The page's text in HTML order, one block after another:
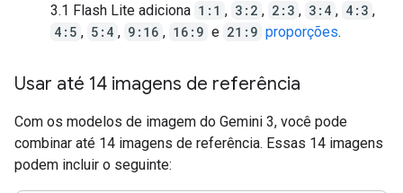
3.1 Flash Lite adiciona 1:1 , 3:2 , 2:3 , 3:4 , 4:3 ,
4:5 , 5:4 , 9:16 , 16:9 e 21:9 proporções.
Usar até 14 imagens de referência
Com os modelos de imagem do Gemini 3, você pode
combinar até 14 imagens de referência. Essas 14 imagens
podem incluir o seguinte: